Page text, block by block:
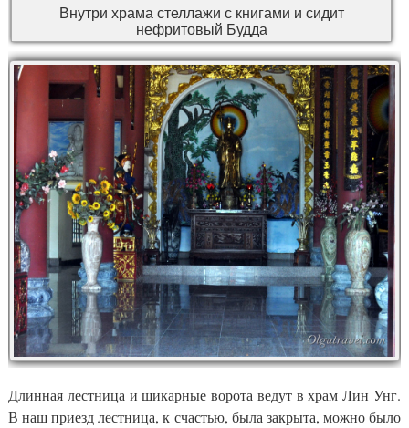
Внутри храма стеллажи с книгами и сидит
нефритовый Будда
Длинная лестница и шикарные ворота ведут в храм Лин Унг.
В наш приезд лестница, к счастью, была закрыта, можно было